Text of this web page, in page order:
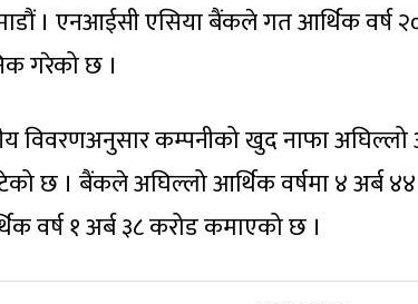
। एनआईसी एसिया बैंकले गत आर्थिक वर्ष
गरेको छ ।
विवरणअनुसार कम्पनीको खुद नाफा
छ । बैंकले अघिल्लो आर्थिक वर्षमा ४ अर्ब
वर्ष १ अर्ब ३८ करोड कमाएको छ ।